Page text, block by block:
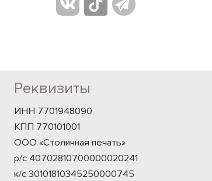
Реквизиты
ИНН 7701948090
КПП 770101001
ООО «Столичная печать»
р/с 40702810700000020241
к/с 30101810345250000745